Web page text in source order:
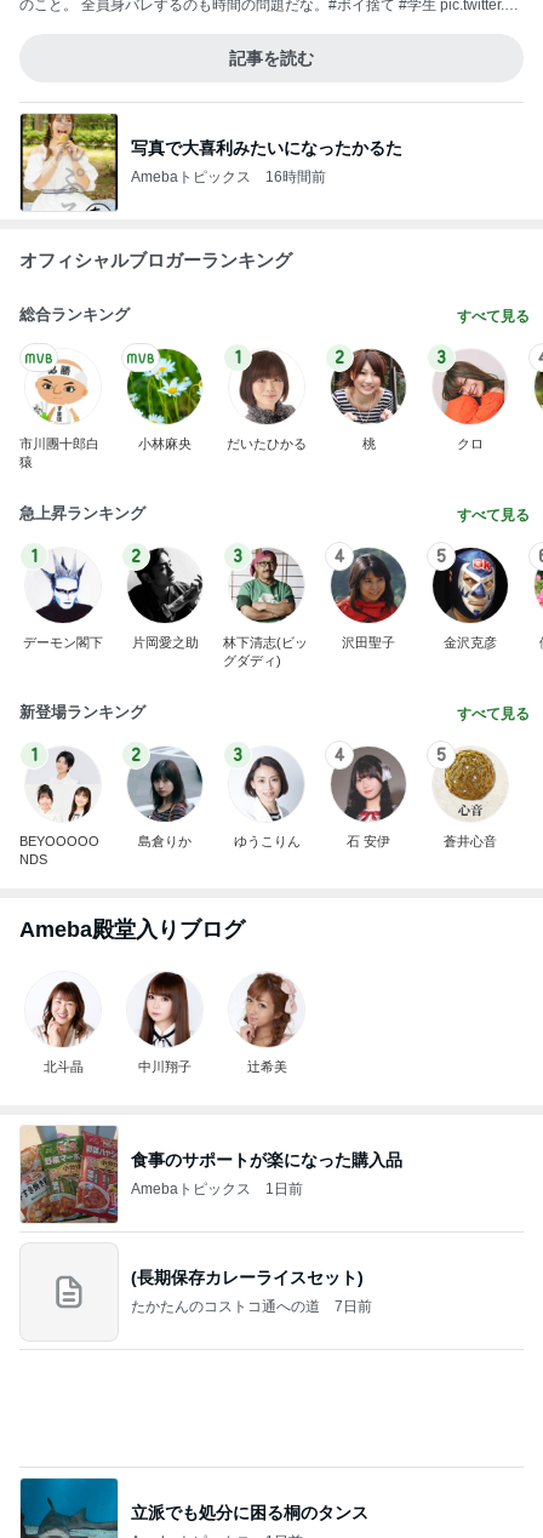
のこと。 全員身バレするのも時間の問題だな。#ポイ捨て #学生 pic.twitter.co
記事を読む
写真で大喜利みたいになったかるた
Amebaトピックス 16時間前
オフィシャルブロガーランキング
総合ランキング すべて見る
市川團十郎白
猿
小林麻央
1
だいたひかる
2
桃
3
クロ
急上昇ランキング すべて見る
1
デーモン閣下
2
片岡愛之助
3
林下清志(ビッ
グダディ)
4
沢田聖子
5
金沢克彦
新登場ランキング すべて見る
1
BEYOOOOO
NDS
2
島倉りか
3
ゆうこりん
4
石 安伊
5
蒼井心音
Ameba殿堂入りブログ
北斗晶 中川翔子 辻希美
食事のサポートが楽になった購入品
Amebaトピックス 1日前
(長期保存カレーライスセット)
たかたんのコストコ通への道 7日前
力強いジャンプをまるで天上の美しさのように軽や
かに着氷その芸術性によって心奪われる魔法を織り